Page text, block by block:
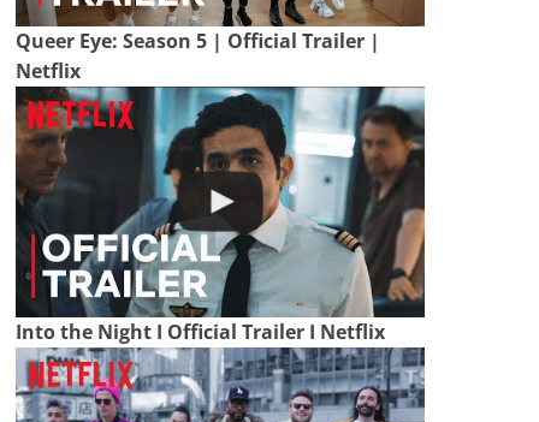
Queer Eye: Season 5 | Official Trailer |
Netflix
Into the Night I Official Trailer I Netflix